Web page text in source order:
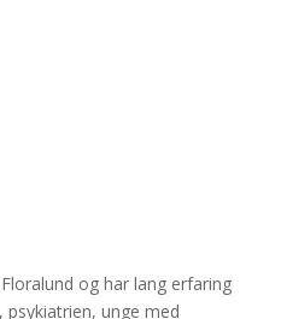
og har lang erfaring
unge med